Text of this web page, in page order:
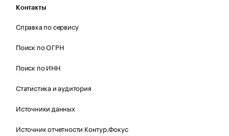
Контакты
Справка по сервису
Поиск по ОГРН
Поиск по ИНН
Статистика и аудитория
Источники данных
Источник отчетности Контур.Фокус